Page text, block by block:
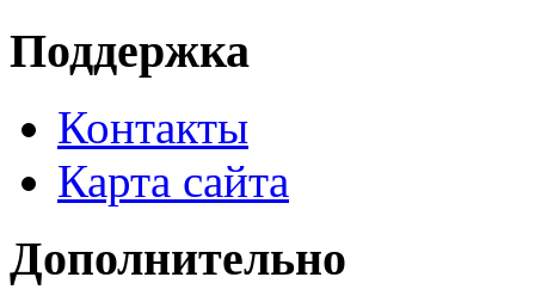
Поддержка
Контакты
Карта сайта
Дополнительно